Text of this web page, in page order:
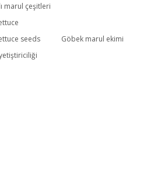
Yaz
marul çeşitleri
seeds
Göbek marul ekimi